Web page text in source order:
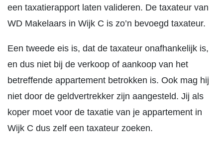
een taxatierapport laten valideren. De taxateur van
WD Makelaars in Wijk C is zo’n bevoegd taxateur.
Een tweede eis is, dat de taxateur onafhankelijk is,
en dus niet bij de verkoop of aankoop van het
betreffende appartement betrokken is. Ook mag hij
niet door de geldvertrekker zijn aangesteld. Jij als
koper moet voor de taxatie van je appartement in
Wijk C dus zelf een taxateur zoeken.